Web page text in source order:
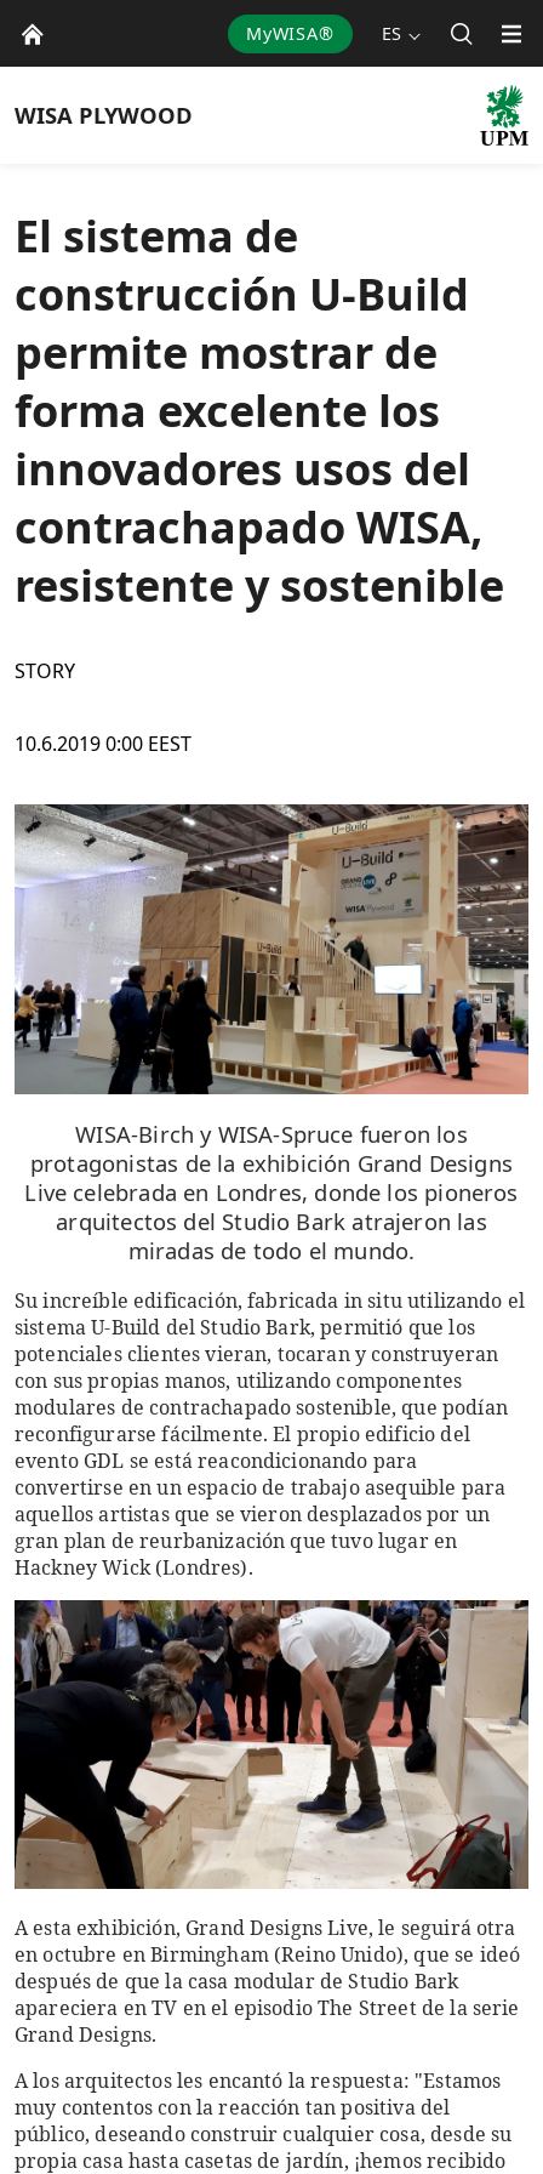
MyWISA® ES
WISA PLYWOOD
El sistema de
construcción U-Build
permite mostrar de
forma excelente los
innovadores usos del
contrachapado WISA,
resistente y sostenible
STORY
10.6.2019 0:00 EEST
WISA-Birch y WISA-Spruce fueron los
protagonistas de la exhibición Grand Designs
Live celebrada en Londres, donde los pioneros
arquitectos del Studio Bark atrajeron las
miradas de todo el mundo.
Su increíble edificación, fabricada in situ utilizando el
sistema U-Build del Studio Bark, permitió que los
potenciales clientes vieran, tocaran y construyeran
con sus propias manos, utilizando componentes
modulares de contrachapado sostenible, que podían
reconfigurarse fácilmente. El propio edificio del
evento GDL se está reacondicionando para
convertirse en un espacio de trabajo asequible para
aquellos artistas que se vieron desplazados por un
gran plan de reurbanización que tuvo lugar en
Hackney Wick (Londres).
A esta exhibición, Grand Designs Live, le seguirá otra
en octubre en Birmingham (Reino Unido), que se ideó
después de que la casa modular de Studio Bark
apareciera en TV en el episodio The Street de la serie
Grand Designs.
A los arquitectos les encantó la respuesta: "Estamos
muy contentos con la reacción tan positiva del
público, deseando construir cualquier cosa, desde su
propia casa hasta casetas de jardín, ¡hemos recibido